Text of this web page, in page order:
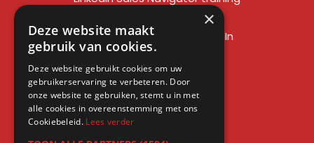
LinkedIn sales training
Social media training LinkedIn
LinkedIn expert training
LinkedIn workshop
LinkedIn cursus
Cursus LinkedIn zakelijk
×
Deze website maakt
gebruik van cookies.
Deze website gebruikt cookies om uw
gebruikerservaring te verbeteren. Door
onze website te gebruiken, stemt u in met
alle cookies in overeenstemming met ons
Cookiebeleid. Lees verder